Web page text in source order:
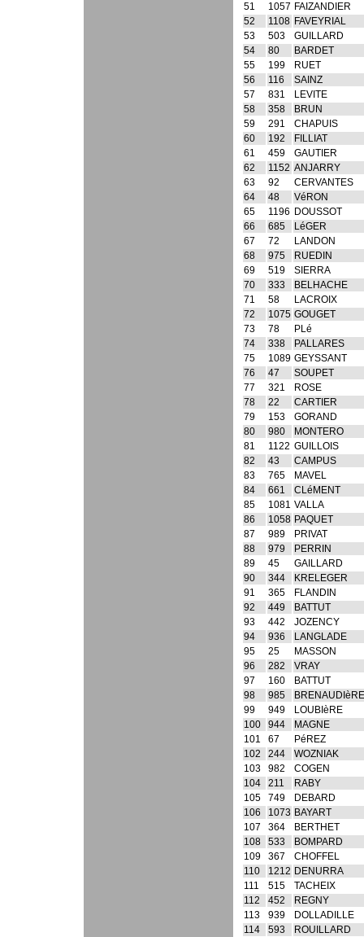
51
1057 FAIZANDIER
52
1108 FAVEYRIAL
53
503
GUILLARD
54
80
BARDET
55
199
RUET
56
116
SAINZ
57
831
LEVITE
58
358
BRUN
59
291
CHAPUIS
60
192
FILLIAT
61
459
GAUTIER
62
1152 ANJARRY
63
92
CERVANTES
64
48
VéRON
65
1196 DOUSSOT
66
685
LéGER
67
72
LANDON
68
975
RUEDIN
69
519
SIERRA
70
333
BELHACHE
71
58
LACROIX
72
1075 GOUGET
73
78
PLé
74
338
PALLARES
75
1089 GEYSSANT
76
47
SOUPET
77
321
ROSE
78
22
CARTIER
79
153
GORAND
80
980
MONTERO
81
1122 GUILLOIS
82
43
CAMPUS
83
765
MAVEL
84
661
CLéMENT
85
1081 VALLA
86
1058 PAQUET
87
989
PRIVAT
88
979
PERRIN
89
45
GAILLARD
90
344
KRELEGER
91
365
FLANDIN
92
449
BATTUT
93
442
JOZENCY
94
936
LANGLADE
95
25
MASSON
96
282
VRAY
97
160
BATTUT
98
985
BRENAUDIèRE
99
949
LOUBIèRE
100
944
MAGNE
101
67
PéREZ
102
244
WOZNIAK
103
982
COGEN
104
211
RABY
105
749
DEBARD
106
1073 BAYART
107
364
BERTHET
108
533
BOMPARD
109
367
CHOFFEL
110
1212 DENURRA
111
515
TACHEIX
112
452
REGNY
113
939
DOLLADILLE
114
593 ROUILLARD